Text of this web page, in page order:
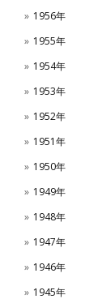
1956年
1955年
1954年
1953年
1952年
1951年
1950年
1949年
1948年
1947年
1946年
1945年